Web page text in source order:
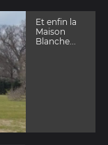
Et enfin la
Maison
Blanche...